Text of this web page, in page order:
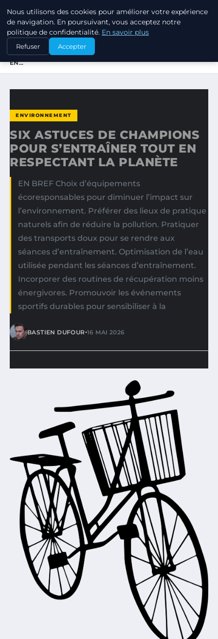
RSE ENJEUX
ACCUEIL
ENVIRONNEMENT
SIX ASTUCES DE CHAMPIONS POUR S’ENTRAÎNER TOUT
EN…
ENVIRONNEMENT
SIX ASTUCES DE CHAMPIONS
POUR S’ENTRAÎNER TOUT EN
RESPECTANT LA PLANÈTE
EN BREF Choix d’équipements
écoresponsables pour diminuer l’impact sur
l’environnement. Préférer des lieux de pratique
naturels afin de réduire la pollution. Pratiquer
des transports doux pour se rendre aux
séances d’entraînement. Optimisation de l’eau
utilisée pendant les séances d’entraînement.
Incorporer des routines de récupération moins
énergivores. Promouvoir les événements
sportifs durables pour sensibiliser à la
BASTIEN DUFOUR•16 MAI 2026
Nous utilisons des cookies pour améliorer votre expérience
de navigation. En poursuivant, vous acceptez notre
politique de confidentialité. En savoir plus
Refuser Accepter